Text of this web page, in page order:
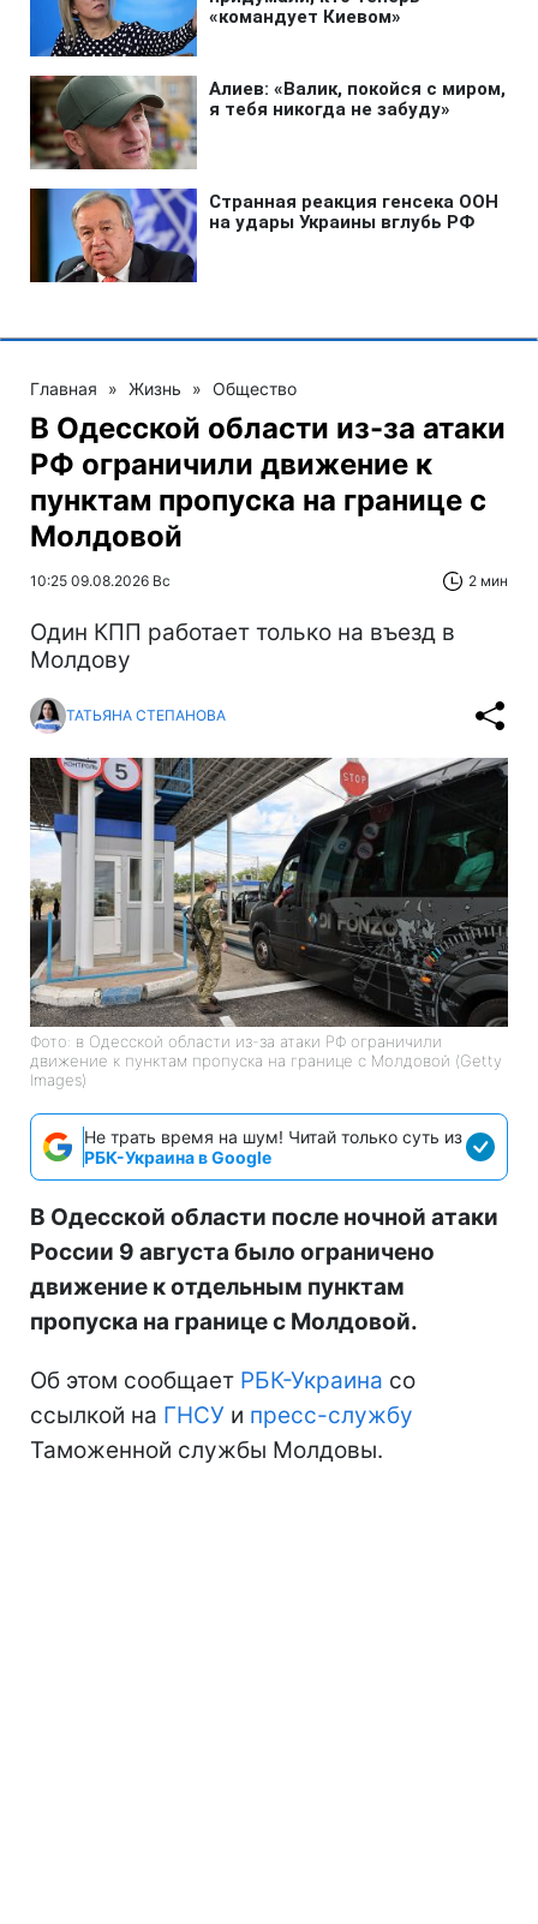
Главная » Жизнь » Общество
В Одесской области из-за атаки
РФ ограничили движение к
пунктам пропуска на границе с
Молдовой
10:25 09.08.2026 Вс 2 мин
Один КПП работает только на въезд в
Молдову
ТАТЬЯНА СТЕПАНОВА
Фото: в Одесской области из-за атаки РФ ограничили
движение к пунктам пропуска на границе с Молдовой (Getty
Images)
Не трать время на шум! Читай только суть из
РБК-Украина в Google
В Одесской области после ночной атаки
России 9 августа было ограничено
движение к отдельным пунктам
пропуска на границе с Молдовой.
Об этом сообщает РБК-Украина со
ссылкой на ГНСУ и пресс-службу
Таможенной службы Молдовы.